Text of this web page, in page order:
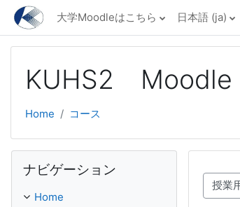
メインコンテンツへスキップする
大学Moodleはこちら 日本語 ‎(ja)‎
KUHS2 Moodle
Home コース
コースカテゴリ
ナビゲーション
Home